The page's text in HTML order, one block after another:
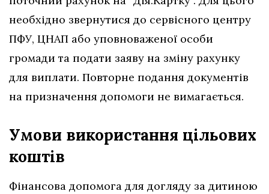
необхідно звернутися до сервісного центру
ПФУ, ЦНАП або уповноваженої особи
громади та подати заяву на зміну рахунку
для виплати. Повторне подання документів
на призначення допомоги не вимагається.
Умови використання цільових
коштів
Фінансова допомога для догляду за дитиною